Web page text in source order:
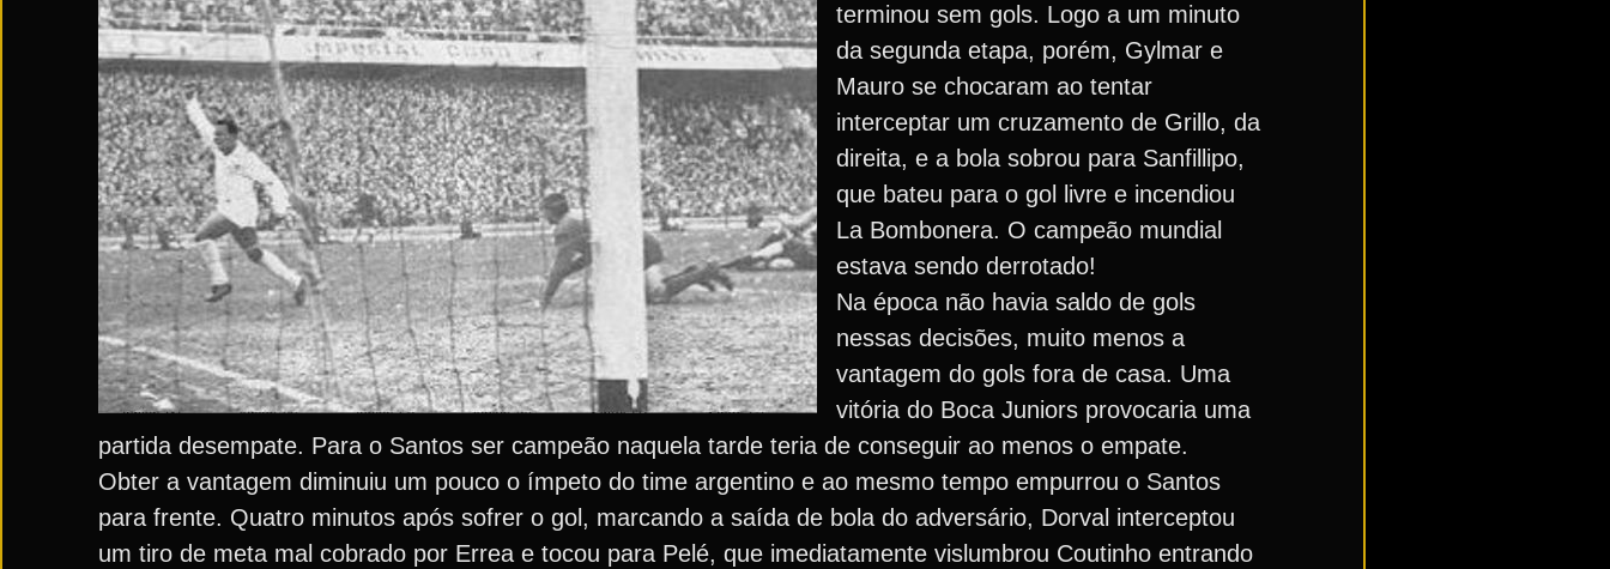
terminou sem gols. Logo a um minuto
da segunda etapa, porém, Gylmar e
Mauro se chocaram ao tentar
interceptar um cruzamento de Grillo, da
direita, e a bola sobrou para Sanfillipo,
que bateu para o gol livre e incendiou
La Bombonera. O campeão mundial
estava sendo derrotado!
Na época não havia saldo de gols
nessas decisões, muito menos a
vantagem do gols fora de casa. Uma
vitória do Boca Juniors provocaria uma
partida desempate. Para o Santos ser campeão naquela tarde teria de conseguir ao menos o empate.
Obter a vantagem diminuiu um pouco o ímpeto do time argentino e ao mesmo tempo empurrou o Santos
para frente. Quatro minutos após sofrer o gol, marcando a saída de bola do adversário, Dorval interceptou
um tiro de meta mal cobrado por Errea e tocou para Pelé, que imediatamente vislumbrou Coutinho entrando